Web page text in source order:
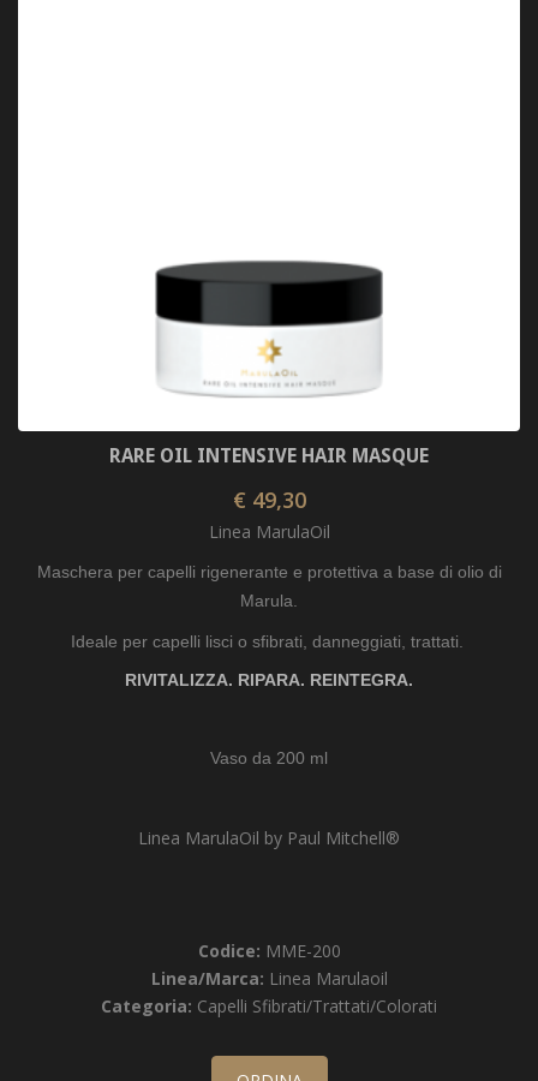
RARE OIL INTENSIVE HAIR MASQUE
€ 49,30
Linea MarulaOil
Maschera per capelli rigenerante e protettiva a base di olio di
Marula.
Ideale per capelli lisci o sfibrati, danneggiati, trattati.
RIVITALIZZA. RIPARA. REINTEGRA.
Vaso da 200 ml
Linea MarulaOil by Paul Mitchell®
Codice: MME-200
Linea/Marca: Linea Marulaoil
Categoria: Capelli Sfibrati/Trattati/Colorati